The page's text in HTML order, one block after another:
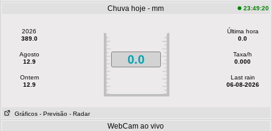
Chuva hoje - mm 23:49:20
2026
389.0
Agosto
12.9
Ontem
12.9
0.0
Última hora
0.0
Taxa/h
0.000
Last rain
06-08-2026
Gráficos - Previsão - Radar
WebCam ao vivo